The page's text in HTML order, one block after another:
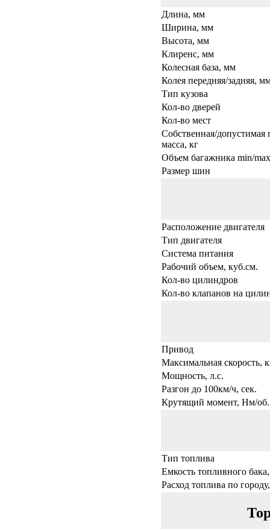
Длина, мм
Ширина, мм
Высота, мм
Клиренс, мм
Колесная база, мм
Колея передняя/задняя,
Тип кузова
Кол-во дверей
Кол-во мест
Собственная/допустимая
масса, кг
Объем багажника min/
Размер шин
Расположение двигателя
Тип двигателя
Система питания
Рабочий объем, куб.см.
Кол-во цилиндров
Кол-во клапанов на
Привод
Максимальная скорость,
Мощность, л.с.
Разгон до 100км/ч, сек.
Крутящий момент, Нм/
Тип топлива
Емкость топливного
Расход топлива по